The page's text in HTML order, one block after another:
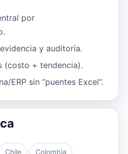
por
y auditoría.
(costo + tendencia).
ERP sin “puentes Excel”.
Chile Colombia